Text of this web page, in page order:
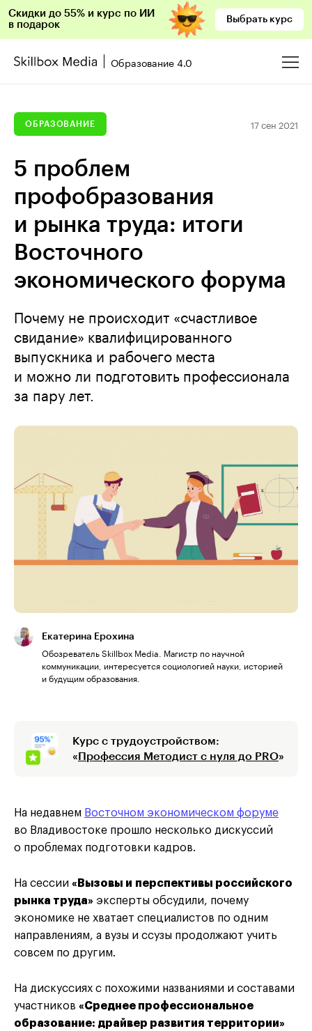
Скидки до 55% и курс по ИИ
в подарок
Выбрать курс
Образование 4.0
ОБРАЗОВАНИЕ 17 сен 2021
5 проблем
профобразования
и рынка труда: итоги
Восточного
экономического форума
Почему не происходит «счастливое
свидание» квалифицированного
выпускника и рабочего места
и можно ли подготовить профессионала
за пару лет.
Екатерина Ерохина
Обозреватель Skillbox Media. Магистр по научной
коммуникации, интересуется социологией науки, историей
и будущим образования.
Курс с трудоустройством:
« Профессия Методист с нуля до PRO»
На недавнем Восточном экономическом форуме
во Владивостоке прошло несколько дискуссий
о проблемах подготовки кадров.
На сессии «Вызовы и перспективы российского
рынка труда» эксперты обсудили, почему
экономике не хватает специалистов по одним
направлениям, а вузы и ссузы продолжают учить
совсем по другим.
На дискуссиях с похожими названиями и составами
участников «Среднее профессиональное
образование: драйвер развития территории»